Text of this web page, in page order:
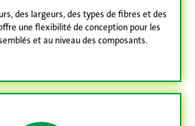
des largeurs, des types de fibres et des
une flexibilité de conception pour les
et au niveau des composants.